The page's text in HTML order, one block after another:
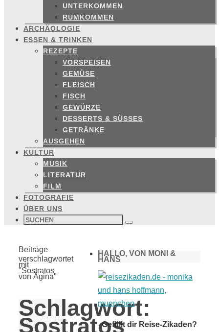
UNTERKOMMEN
RUMKOMMEN
ARCHÄOLOGIE
ESSEN & TRINKEN
REZEPTE
VORSPEISEN
GEMÜSE
FLEISCH
FISCH
GEWÜRZE
DESSERTS & SÜSSES
GETRÄNKE
AUSGEHEN
KULTUR
MUSIK
LITERATUR
FILM
FOTOGRAFIE
ÜBER UNS
Suchen
nach: Suchen
Start
Beiträge
verschlagwortet
mit
"Sostratos
von Ägina"
Schlagwort:
Sostratos
HALLO, VON MONI &
HANS
Gefällt dir Reise-Zikaden?